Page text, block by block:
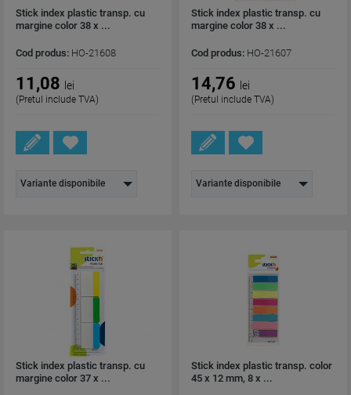
Stick index plastic transp. cu
margine color 38 x ...
Cod produs: HO-21608
11,08 lei
(Pretul include TVA)
Variante disponibile
Stick index plastic transp. cu
margine color 38 x ...
Cod produs: HO-21607
14,76 lei
(Pretul include TVA)
Variante disponibile
Stick index plastic transp. cu
margine color 37 x ...
Stick index plastic transp. color
45 x 12 mm, 8 x ...